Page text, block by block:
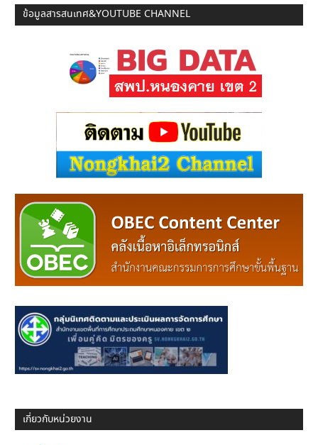
ข้อมูลสารสนเทศ&YOUTUBE CHANNEL
เกี่ยวกับหน่วยงาน